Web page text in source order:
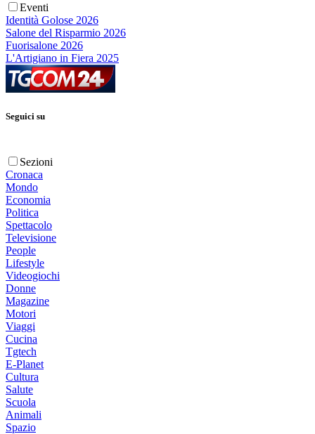
Eventi
Identità Golose 2026
Salone del Risparmio 2026
Fuorisalone 2026
L'Artigiano in Fiera 2025
Seguici su
Sezioni
Cronaca
Mondo
Economia
Politica
Spettacolo
Televisione
People
Lifestyle
Videogiochi
Donne
Magazine
Motori
Viaggi
Cucina
Tgtech
E-Planet
Cultura
Salute
Scuola
Animali
Spazio